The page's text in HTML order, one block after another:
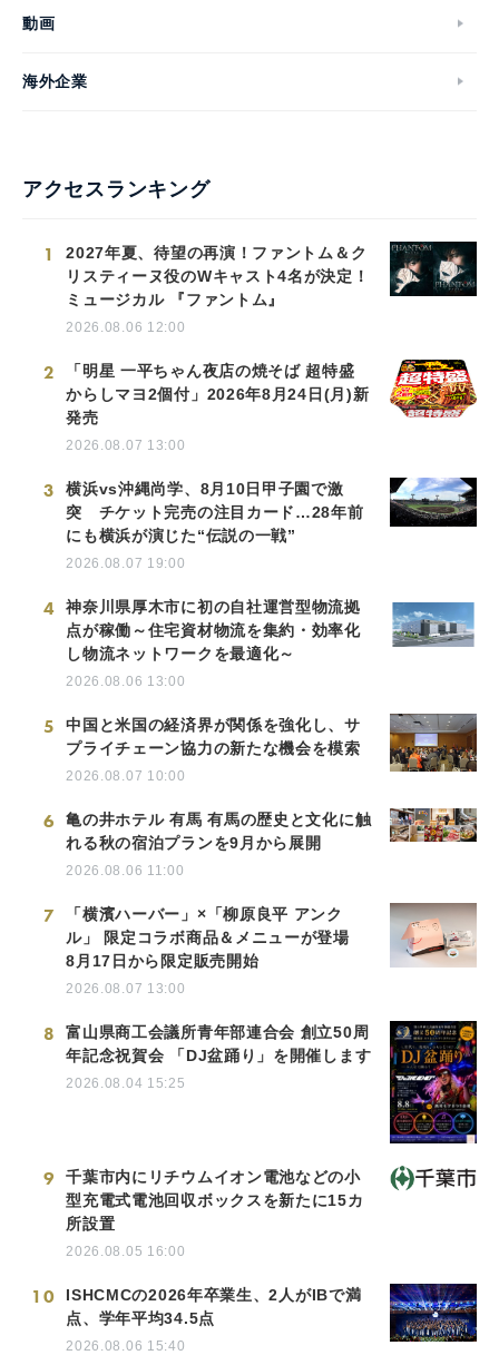
動画
海外企業
アクセスランキング
1
2027年夏、待望の再演！ファントム＆ク
リスティーヌ役のWキャスト4名が決定！
ミュージカル 『ファントム』
2026.08.06 12:00
2
「明星 一平ちゃん夜店の焼そば 超特盛
からしマヨ2個付」2026年8月24日(月)新
発売
2026.08.07 13:00
3
横浜vs沖縄尚学、8月10日甲子園で激
突 チケット完売の注目カード…28年前
にも横浜が演じた“伝説の一戦”
2026.08.07 19:00
4
神奈川県厚木市に初の自社運営型物流拠
点が稼働～住宅資材物流を集約・効率化
し物流ネットワークを最適化～
2026.08.06 13:00
5
中国と米国の経済界が関係を強化し、サ
プライチェーン協力の新たな機会を模索
2026.08.07 10:00
6
亀の井ホテル 有馬 有馬の歴史と文化に触
れる秋の宿泊プランを9月から展開
2026.08.06 11:00
7
「横濱ハーバー」×「柳原良平 アンク
ル」 限定コラボ商品＆メニューが登場
8月17日から限定販売開始
2026.08.07 13:00
8
富山県商工会議所青年部連合会 創立50周
年記念祝賀会 「DJ盆踊り」を開催します
2026.08.04 15:25
9
千葉市内にリチウムイオン電池などの小
型充電式電池回収ボックスを新たに15カ
所設置
2026.08.05 16:00
10
ISHCMCの2026年卒業生、2人がIBで満
点、学年平均34.5点
2026.08.06 15:40